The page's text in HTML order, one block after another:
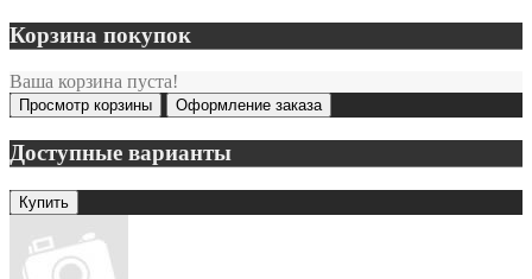
Корзина покупок
Ваша корзина пуста!
Просмотр корзины Оформление заказа
Доступные варианты